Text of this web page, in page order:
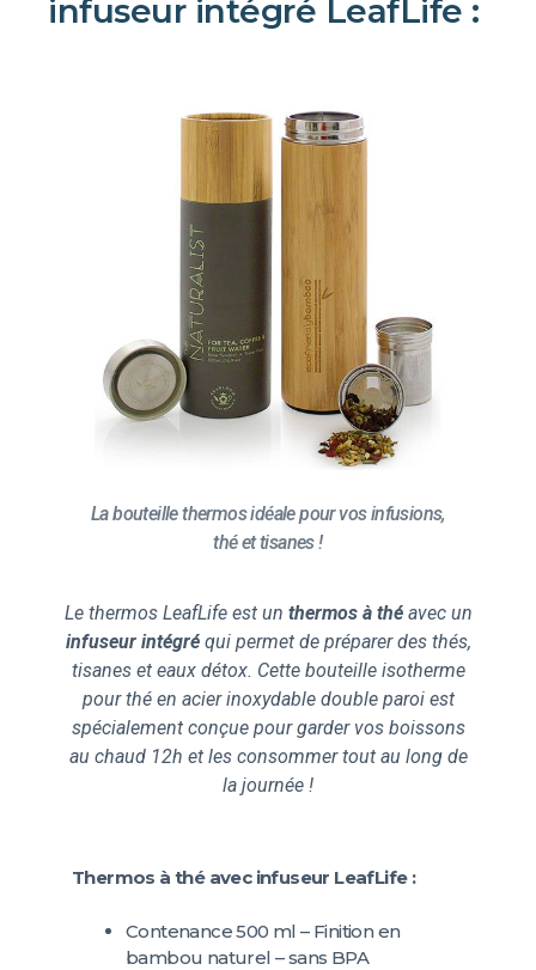
infuseur intégré LeafLife :
La bouteille thermos idéale pour vos infusions,
thé et tisanes !
Le thermos LeafLife est un thermos à théavec un
infuseur intégréqui permet de préparer des thés,
tisanes et eaux détox. Cette bouteille isotherme
pour thé en acier inoxydable double paroi est
spécialement conçue pour garder vos boissons
au chaud 12h et les consommer tout au long de
la journée !
Thermos à thé avec infuseur LeafLife :
Contenance 500 ml – Finition en
bambou naturel – sans BPA